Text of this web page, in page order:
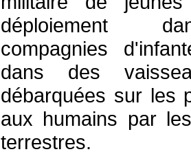
déploiement
compagnies
dans des
débarquées sur les
aux humains par
terrestres.